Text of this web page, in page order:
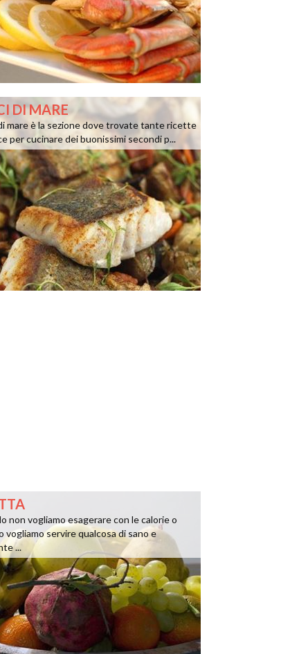
DI MARE
mare è la sezione dove trovate tante ricette
per cucinare dei buonissimi secondi p...
non vogliamo esagerare con le calorie o
vogliamo servire qualcosa di sano e
...